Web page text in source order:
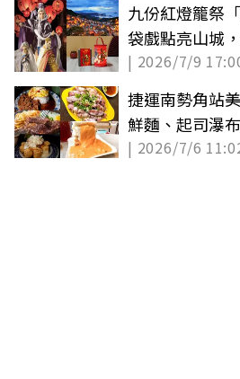
九份紅燈籠祭
袋戲點亮山城
逛山城
| 2026/7/9
捷運南勢角站
鮮麵、起司瀑
理
| 2026/7/6